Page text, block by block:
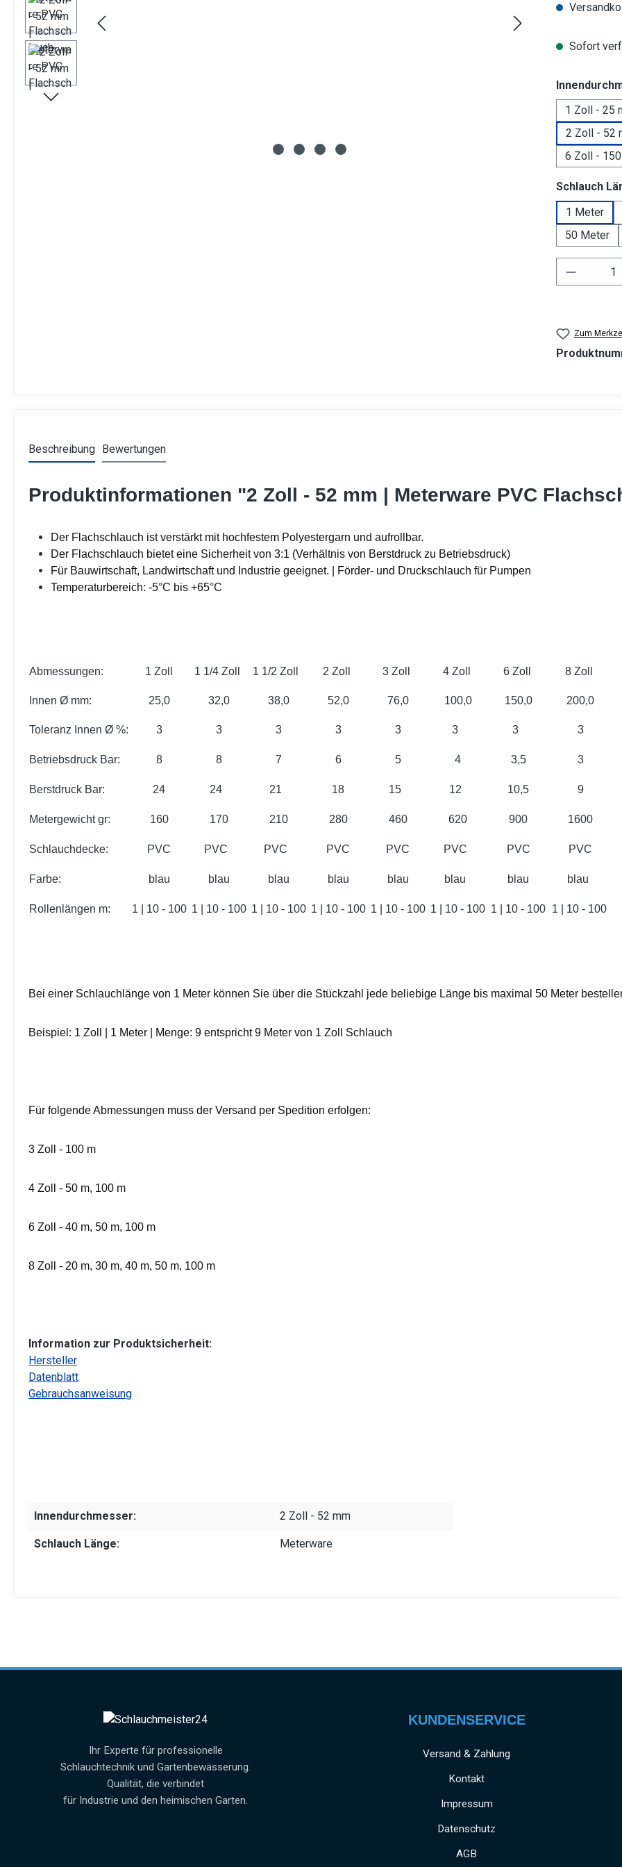
Sofort
1 Zoll - 25
2 Zoll - 52
6 Zoll -
Schlauch
1 Meter
50 Meter
Zum
Beschreibung Bewertungen
Produktinformationen "2 Zoll - 52 mm | Meterware PVC
Der Flachschlauch ist verstärkt mit hochfestem Polyestergarn und aufrollbar.
Der Flachschlauch bietet eine Sicherheit von 3:1 (Verhältnis von Berstdruck zu Betriebsdruck)
Für Bauwirtschaft, Landwirtschaft und Industrie geeignet. | Förder- und Druckschlauch für Pumpen
Temperaturbereich: -5°C bis +65°C
Abmessungen: 1 Zoll 1 1/4 Zoll 1 1/2 Zoll 2 Zoll 3 Zoll 4 Zoll 6 Zoll 8 Zoll
Innen Ø mm: 25,0 32,0 38,0 52,0 76,0 100,0 150,0 200,0
Toleranz Innen Ø %: 3 3 3 3 3 3 3 3
Betriebsdruck Bar: 8 8 7 6 5 4 3,5 3
Berstdruck Bar: 24 24 21 18 15 12 10,5 9
Metergewicht gr: 160 170 210 280 460 620 900 1600
Schlauchdecke: PVC PVC PVC PVC PVC PVC PVC PVC
Farbe: blau blau blau blau blau blau blau blau
Rollenlängen m: 1 | 10 - 100 1 | 10 - 100 1 | 10 - 100 1 | 10 - 100 1 | 10 - 100 1 | 10 - 100 1 | 10 - 100 1 | 10 - 100
Bei einer Schlauchlänge von 1 Meter können Sie über die Stückzahl jede beliebige Länge bis maximal 50 Meter
Beispiel: 1 Zoll | 1 Meter | Menge: 9 entspricht 9 Meter von 1 Zoll Schlauch
Für folgende Abmessungen muss der Versand per Spedition erfolgen:
3 Zoll - 100 m
4 Zoll - 50 m, 100 m
6 Zoll - 40 m, 50 m, 100 m
8 Zoll - 20 m, 30 m, 40 m, 50 m, 100 m
Information zur Produktsicherheit:
Hersteller
Datenblatt
Gebrauchsanweisung
Innendurchmesser: 2 Zoll - 52 mm
Schlauch Länge: Meterware
Ihr Experte für professionelle
Schlauchtechnik und Gartenbewässerung.
Qualität, die verbindet
für Industrie und den heimischen Garten.
KUNDENSERVICE
Versand & Zahlung
Kontakt
Impressum
Datenschutz
AGB